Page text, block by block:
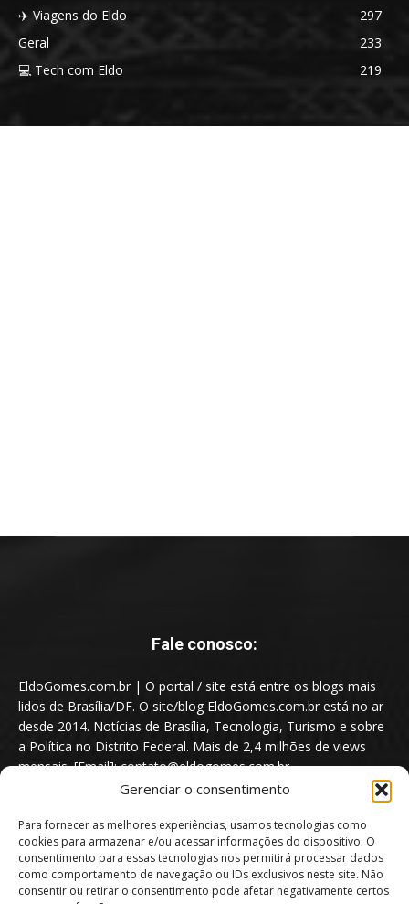
Gerenciar o consentimento
Para fornecer as melhores experiências, usamos tecnologias como
cookies para armazenar e/ou acessar informações do dispositivo. O
consentimento para essas tecnologias nos permitirá processar dados
como comportamento de navegação ou IDs exclusivos neste site. Não
consentir ou retirar o consentimento pode afetar negativamente certos
✈️ Viagens do Eldo
297
Geral
233
💻 Tech com Eldo
219
Fale conosco:
EldoGomes.com.br | O portal / site está entre os blogs mais
lidos de Brasília/DF. O site/blog EldoGomes.com.br está no ar
desde 2014. Notícias de Brasília, Tecnologia, Turismo e sobre
a Política no Distrito Federal. Mais de 2,4 milhões de views
mensais. [Email]: contato@eldogomes.com.br